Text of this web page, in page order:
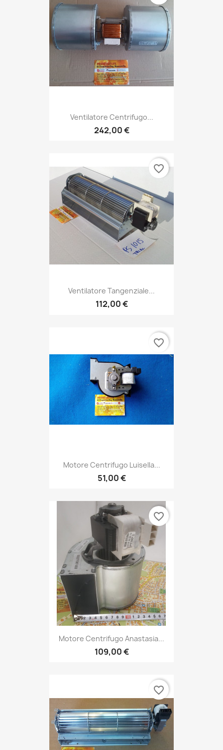
Ventilatore Centrifugo...
242,00 €
Ventilatore Tangenziale...
112,00 €
favorite_border
Motore Centrifugo Luisella...
51,00 €
favorite_border
Motore Centrifugo Anastasia...
109,00 €
favorite_border
favorite_border